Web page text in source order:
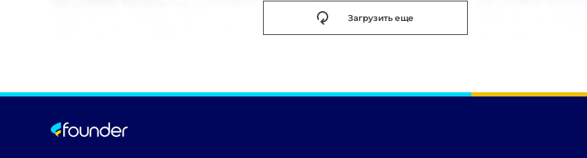
Загрузить еще